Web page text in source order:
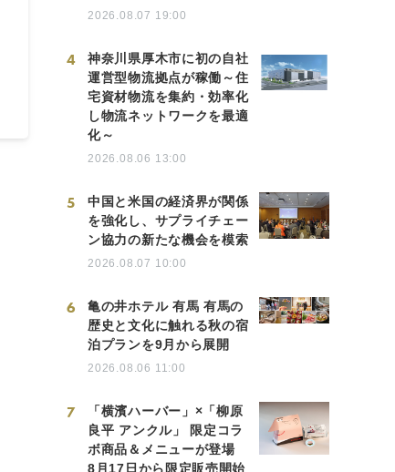
2026.08.07 19:00
4
神奈川県厚木市に初の自社
運営型物流拠点が稼働～住
宅資材物流を集約・効率化
し物流ネットワークを最適
化～
2026.08.06 13:00
5
中国と米国の経済界が関係
を強化し、サプライチェー
ン協力の新たな機会を模索
2026.08.07 10:00
6
亀の井ホテル 有馬 有馬の
歴史と文化に触れる秋の宿
泊プランを9月から展開
2026.08.06 11:00
7
「横濱ハーバー」×「柳原
良平 アンクル」 限定コラ
ボ商品＆メニューが登場
8月17日から限定販売開始